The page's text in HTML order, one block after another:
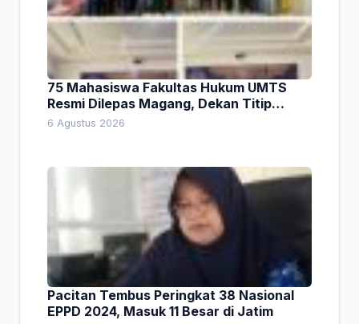
75 Mahasiswa Fakultas Hukum UMTS
Resmi Dilepas Magang, Dekan Titip
Empat Pesan Penting
6 Agustus 2026
Pacitan Tembus Peringkat 38 Nasional
EPPD 2024, Masuk 11 Besar di Jatim